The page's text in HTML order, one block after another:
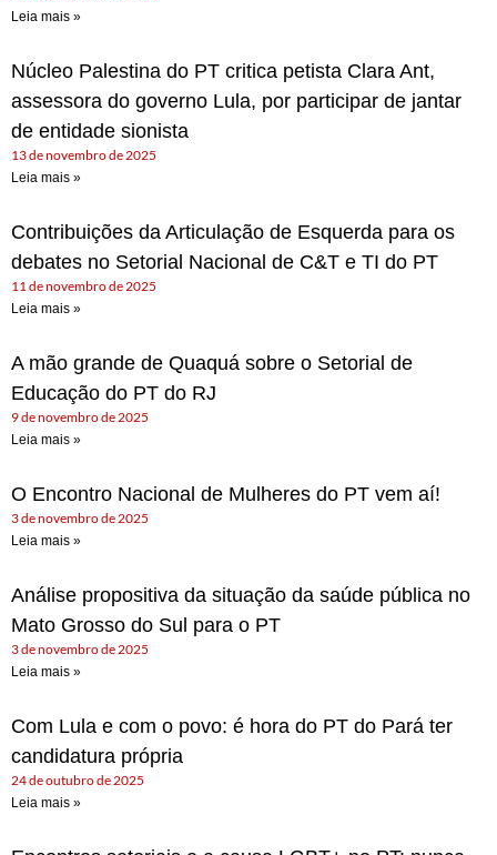
Leia mais »
Núcleo Palestina do PT critica petista Clara Ant,
assessora do governo Lula, por participar de jantar
de entidade sionista
13 de novembro de 2025
Leia mais »
Contribuições da Articulação de Esquerda para os
debates no Setorial Nacional de C&T e TI do PT
11 de novembro de 2025
Leia mais »
A mão grande de Quaquá sobre o Setorial de
Educação do PT do RJ
9 de novembro de 2025
Leia mais »
O Encontro Nacional de Mulheres do PT vem aí!
3 de novembro de 2025
Leia mais »
Análise propositiva da situação da saúde pública no
Mato Grosso do Sul para o PT
3 de novembro de 2025
Leia mais »
Com Lula e com o povo: é hora do PT do Pará ter
candidatura própria
24 de outubro de 2025
Leia mais »